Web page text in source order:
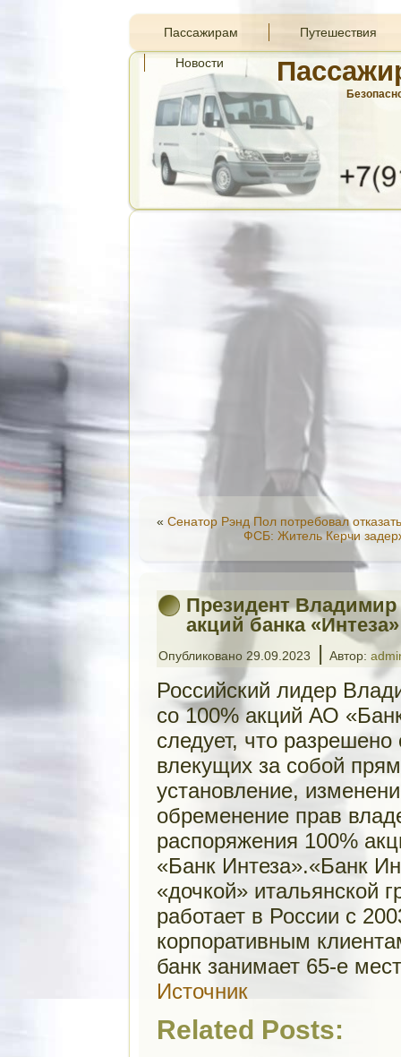
Пассажирам Путешествия
Новости
« Сенатор Рэнд Пол потребовал
ФСБ: Житель Керчи
Президент Владимир
акций банка «Интеза»
Опубликовано 29.09.2023 | Автор:
Российский лидер
со 100% акций АО
следует, что
влекущих за собой
установление,
обременение прав
распоряжения 100%
«Банк Интеза».«Банк
«дочкой» итальянской
работает в России с
корпоративным
банк занимает 65-е
Источник
Related Posts: